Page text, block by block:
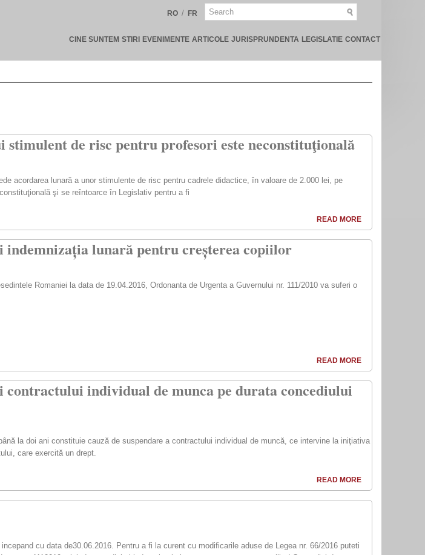
RO / FR
CINE SUNTEM STIRI EVENIMENTE ARTICOLE JURISPRUNDENTA LEGISLATIE CONTACT
de risc pentru profesori este neconstituţională
acordarea lunară a unor stimulente de risc pentru cadrele didactice, în valoare de 2.000 lei, pe
şi se reîntoarce în Legislativ pentru a fi
READ MORE
lunară pentru creșterea copiilor
Romaniei la data de 19.04.2016, Ordonanta de Urgenta a Guvernului nr. 111/2010 va suferi o
READ MORE
individual de munca pe durata concediului
la doi ani constituie cauză de suspendare a contractului individual de muncă, ce intervine la iniţiativa
care exercită un drept.
READ MORE
cu data de30.06.2016. Pentru a fi la curent cu modificarile aduse de Legea nr. 66/2016 puteti